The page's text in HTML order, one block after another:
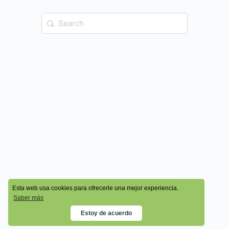
Esta web usa cookies para ofrecerle una mejor experiencia.
Saber más
Estoy de acuerdo
© 2026 - Cala Academy